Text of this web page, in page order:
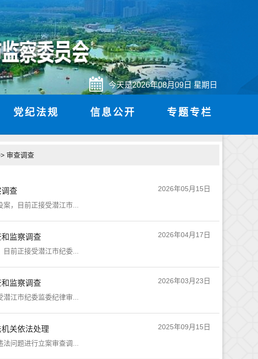
今天是2026年08月09日 星期日
党纪法规 信息公开 专题专栏
审查调查
查
，目前正接受潜江市...
2026年05月15日
监察调查
前正接受潜江市纪委...
2026年04月17日
监察调查
江市纪委监委纪律审...
2026年03月23日
关依法处理
问题进行立案审查调...
2025年09月15日